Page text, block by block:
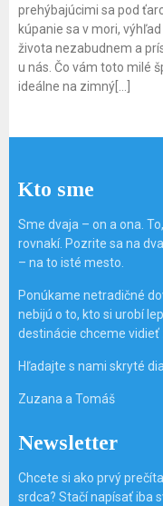
prehýbajúcimi sa pod
kúpanie sa v mori,
života nezabudnem a
u nás. Čo vám toto milé
ideálne na zimný[…]
Kto sme
Sme dvaja – on a ona.
rovnakí. Pozrite sa na
– na to isté mesto.
Ponúkame netradičné
nebijú o to, kto si urobí
destinácie chceme vidieť
Hľadajte s nami skryté
Zuzana a Tomáš
Newsletter
Chcete si ako prvý
srdca? Stačí napísať iba